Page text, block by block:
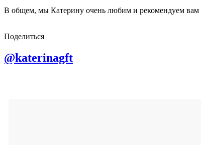
В общем, мы Катерину очень любим и рекомендуем вам
Поделиться
@katerinagft